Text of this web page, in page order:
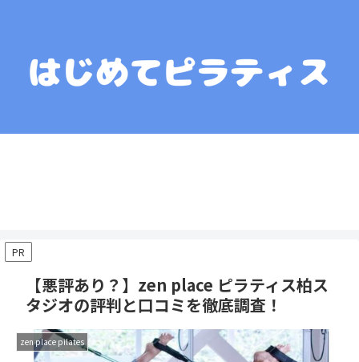
PR
【悪評あり？】zen place ピラティス柏ス
タジオの評判と口コミを徹底調査！
zen place pilates